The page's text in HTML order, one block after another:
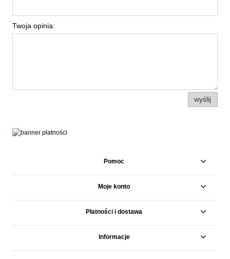
Twoja opinia:
wyślij
Pomoc
Moje konto
Płatności i dostawa
Informacje